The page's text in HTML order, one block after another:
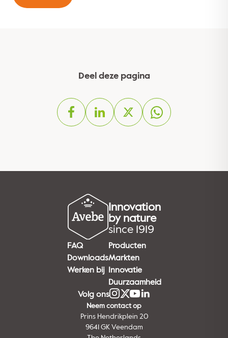
Deel deze pagina
Innovation
by nature
since 1919
FAQ
Downloads
Werken bij
Producten
Markten
Innovatie
Duurzaamheid
Volg ons
Neem contact op
Prins Hendrikplein 20
9641 GK Veendam